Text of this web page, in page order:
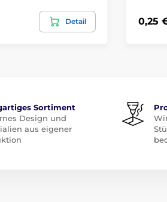
Detail 0,25
Sortiment
Design und
aus eigener